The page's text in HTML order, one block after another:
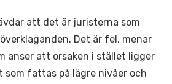
att det är juristerna som
Det är fel, menar
anser att orsaken i stället ligger
som fattas på lägre nivåer och